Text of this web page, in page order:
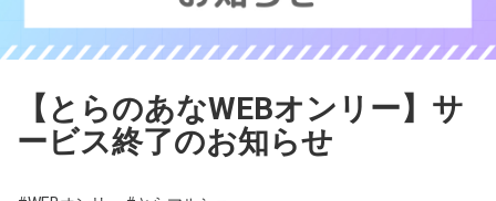
【とらのあなWEBオンリー】サ
ービス終了のお知らせ